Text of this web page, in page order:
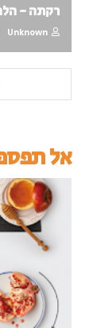
רקתה -
Unknown
אל